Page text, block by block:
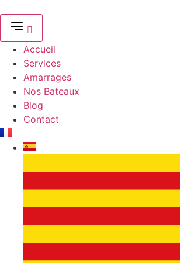
contenu
Accueil
Services
Amarrages
Nos Bateaux
Blog
Contact